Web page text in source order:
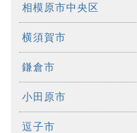
相模原市中央区
横須賀市
鎌倉市
小田原市
逗子市